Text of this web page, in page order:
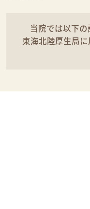
当院では以下
東海北陸厚生局に